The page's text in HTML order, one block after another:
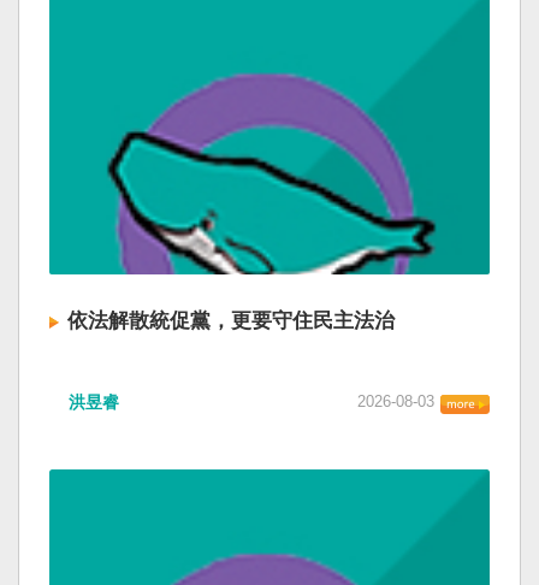
依法解散統促黨，更要守住民主法治
洪昱睿 2026-08-03